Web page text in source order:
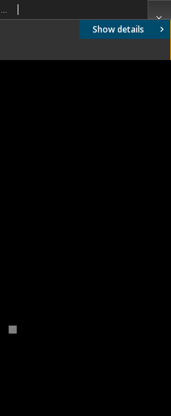
Show details
Ujęcie architektoniczne Portu Gdyńskiego, wejście do Portu